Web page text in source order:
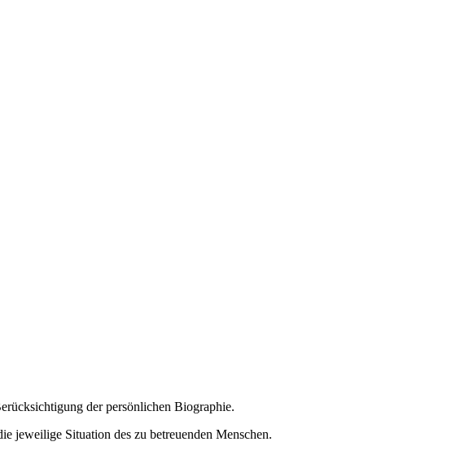
der persönlichen Biographie.
jeweilige Situation des zu betreuenden Menschen.